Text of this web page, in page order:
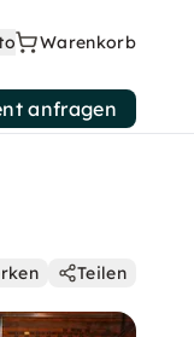
Warenkorb
anfragen
Teilen